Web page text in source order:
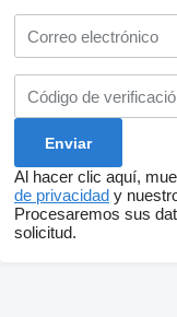
Al hacer clic aquí,
de privacidad y
Procesaremos sus
solicitud.